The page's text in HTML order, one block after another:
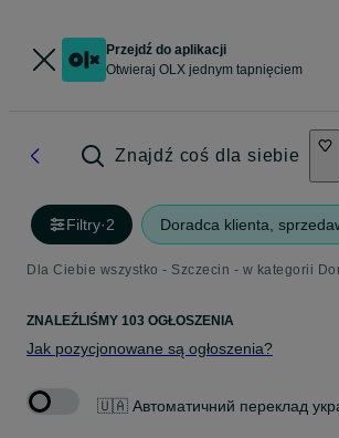
Przejdź do aplikacji
Otwieraj OLX jednym tapnięciem
Znajdź coś dla siebie
Filtry·2 Doradca klienta,
ZNALEŹLIŚMY 103 OGŁOSZENIA
Jak pozycjonowane są ogłoszenia?
🇺🇦 Автоматичний переклад